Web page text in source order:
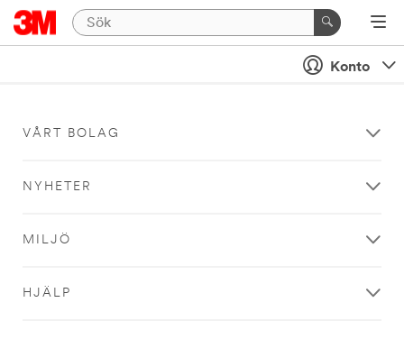
Konto
VÅRT BOLAG
NYHETER
MILJÖ
HJÄLP